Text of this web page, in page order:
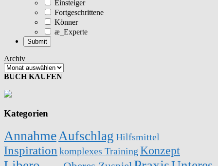
Einsteiger
Fortgeschrittene
Könner
æ_Experte
Archiv
BUCH KAUFEN
Kategorien
Annahme Aufschlag Hilfsmittel
Inspiration komplexes Training Konzept